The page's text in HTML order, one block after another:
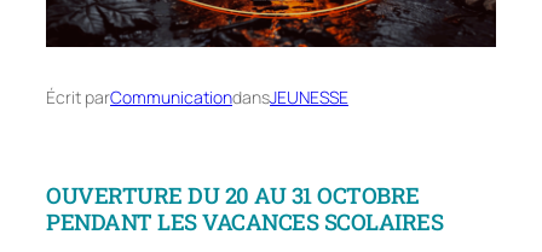
Écrit parCommunicationdansJEUNESSE
OUVERTURE DU 20 AU 31 OCTOBRE
PENDANT LES VACANCES SCOLAIRES